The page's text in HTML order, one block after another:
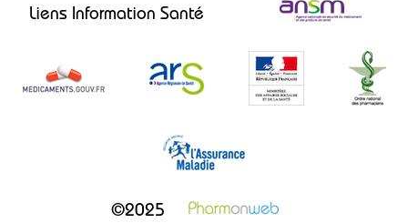
Liens Information Santé
©2025